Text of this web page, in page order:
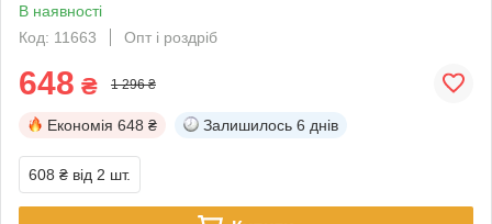
В наявності
Код: 11663
Опт і роздріб
648 ₴ 1 296 ₴
Економія 648 ₴ Залишилось 6 днів
608 ₴ від 2 шт.